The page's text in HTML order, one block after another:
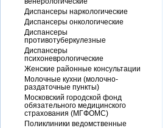
Диспансеры наркологические
Диспансеры онкологические
Диспансеры
противотуберкулезные
Диспансеры
психоневрологические
Женские районные консультации
Молочные кухни (молочно-
раздаточные пункты)
Московский городской фонд
обязательного медицинского
страхования (МГФОМС)
Поликлиники ведомственные